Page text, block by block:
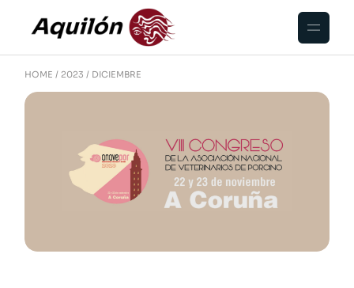
HOME 2023 DICIEMBRE